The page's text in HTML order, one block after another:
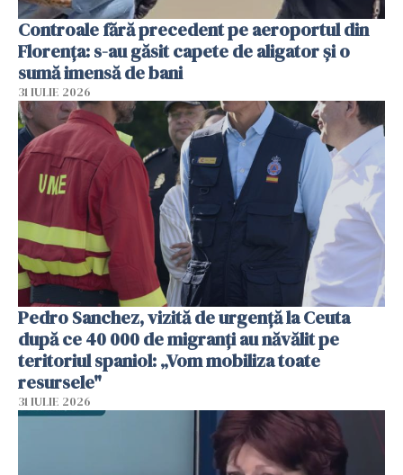
Controale fără precedent pe aeroportul din
Florența: s-au găsit capete de aligator și o
sumă imensă de bani
31 IULIE 2026
Pedro Sanchez, vizită de urgență la Ceuta
după ce 40 000 de migranți au năvălit pe
teritoriul spaniol: „Vom mobiliza toate
resursele"
31 IULIE 2026